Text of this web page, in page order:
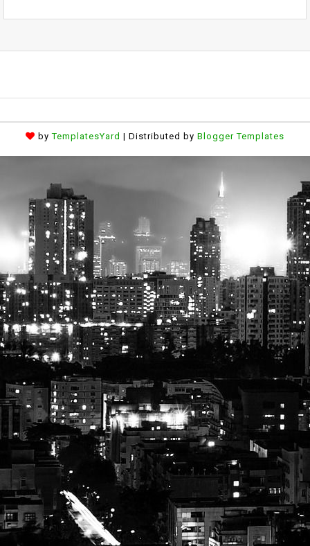
byTemplatesYard | Distributed by Blogger Templates